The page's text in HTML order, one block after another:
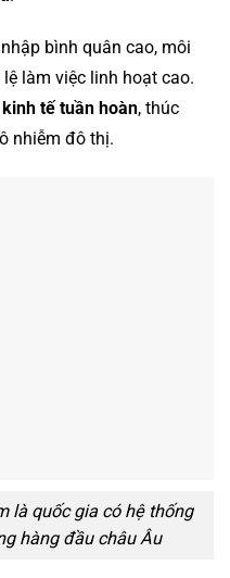
bình quân cao, môi
làm việc linh hoạt cao.
kinh tế tuần hoàn, thúc
nhiễm đô thị.
là quốc gia có hệ thống
hàng đầu châu Âu